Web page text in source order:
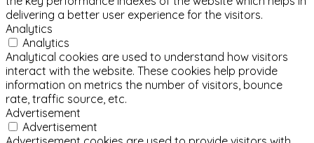
delivering a better user experience for the visitors.
Analytics
Analytics
Analytical cookies are used to understand how visitors
interact with the website. These cookies help provide
information on metrics the number of visitors, bounce
rate, traffic source, etc.
Advertisement
Advertisement